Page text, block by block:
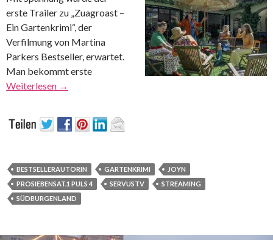
erste Trailer zu „Zuagroast –
Ein Gartenkrimi“, der
Verfilmung von Martina
Parkers Bestseller, erwartet.
Man bekommt erste
Weiterlesen →
BESTSELLERAUTORIN GARTENKRIMI
JOYN
PROSIEBENSAT.1 PULS 4
SERVUSTV
STREAMING
SÜDBURGENLAND